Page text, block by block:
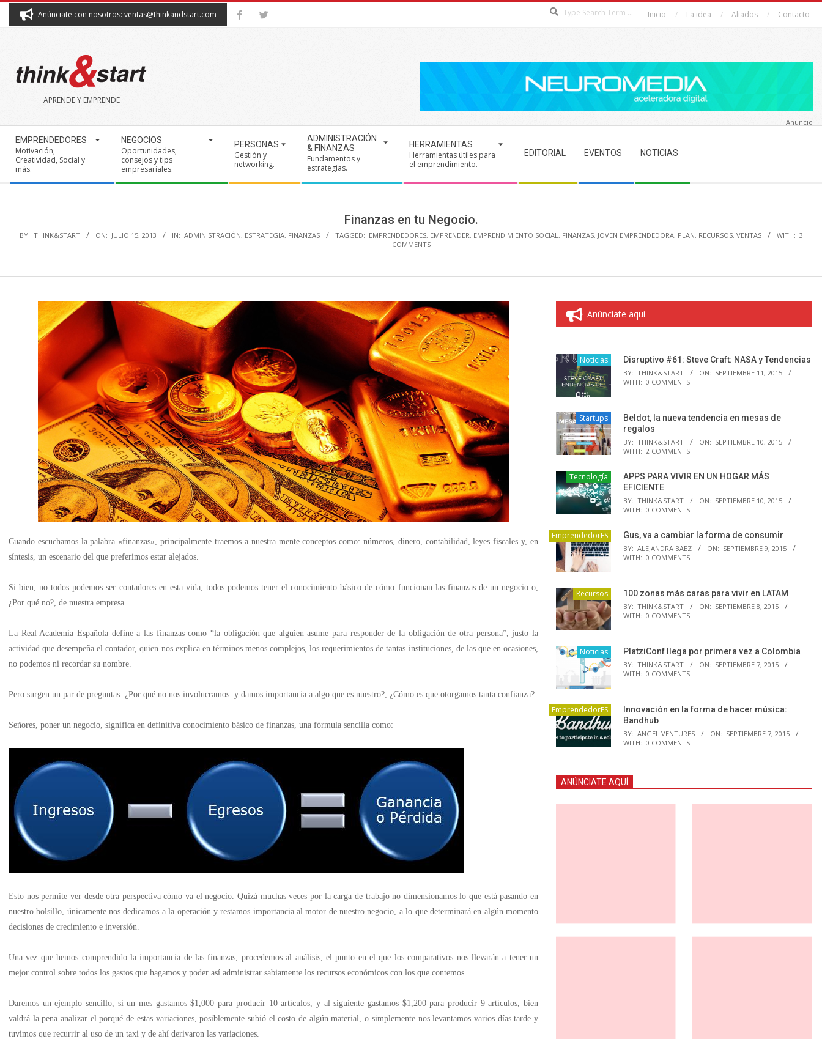
Anúnciate con nosotros: ventas@thinkandstart.com Inicio La idea Aliados Contacto
THINK&START
APRENDE Y EMPRENDE
Navigation
Menu
EMPRENDEDORES
Motivación,
Creatividad, Social y
más.
NEGOCIOS
Oportunidades,
consejos y tips
empresariales.
PERSONAS
Gestión y
networking.
ADMINISTRACIÓN
& FINANZAS
Fundamentos y
estrategias.
HERRAMIENTAS
Herramientas útiles para
el emprendimiento.
EDITORIAL EVENTOS NOTICIAS
Anuncio
Finanzas en tu Negocio.
BY: THINK&START ON: JULIO 15, 2013 IN: ADMINISTRACIÓN, ESTRATEGIA, FINANZAS TAGGED: EMPRENDEDORES, EMPRENDER, EMPRENDIMIENTO SOCIAL, FINANZAS, JOVEN EMPRENDEDORA, PLAN, RECURSOS, VENTAS WITH: 3
COMMENTS
Cuando escuchamos la palabra «finanzas», principalmente traemos a nuestra mente conceptos como: números, dinero, contabilidad, leyes fiscales y, en
síntesis, un escenario del que preferimos estar alejados.
Si bien, no todos podemos ser contadores en esta vida, todos podemos tener el conocimiento básico de cómo funcionan las finanzas de un negocio o,
¿Por qué no?, de nuestra empresa.
La Real Academia Española define a las finanzas como “la obligación que alguien asume para responder de la obligación de otra persona”, justo la
actividad que desempeña el contador, quien nos explica en términos menos complejos, los requerimientos de tantas instituciones, de las que en ocasiones,
no podemos ni recordar su nombre.
Pero surgen un par de preguntas: ¿Por qué no nos involucramos y damos importancia a algo que es nuestro?, ¿Cómo es que otorgamos tanta confianza?
Señores, poner un negocio, significa en definitiva conocimiento básico de finanzas, una fórmula sencilla como:
Esto nos permite ver desde otra perspectiva cómo va el negocio. Quizá muchas veces por la carga de trabajo no dimensionamos lo que está pasando en
nuestro bolsillo, únicamente nos dedicamos a la operación y restamos importancia al motor de nuestro negocio, a lo que determinará en algún momento
decisiones de crecimiento e inversión.
Una vez que hemos comprendido la importancia de las finanzas, procedemos al análisis, el punto en el que los comparativos nos llevarán a tener un
mejor control sobre todos los gastos que hagamos y poder así administrar sabiamente los recursos económicos con los que contemos.
Daremos un ejemplo sencillo, si un mes gastamos $1,000 para producir 10 artículos, y al siguiente gastamos $1,200 para producir 9 artículos, bien
valdrá la pena analizar el porqué de estas variaciones, posiblemente subió el costo de algún material, o simplemente nos levantamos varios días tarde y
tuvimos que recurrir al uso de un taxi y de ahí derivaron las variaciones.
Anúnciate aquí
Noticias Disruptivo #61: Steve Craft: NASA y Tendencias
BY: THINK&START ON: SEPTIEMBRE 11, 2015
WITH: 0 COMMENTS
Startups
Beldot, la nueva tendencia en mesas de
regalos
BY: THINK&START ON: SEPTIEMBRE 10, 2015
WITH: 2 COMMENTS
Tecnología
APPS PARA VIVIR EN UN HOGAR MÁS
EFICIENTE
BY: THINK&START ON: SEPTIEMBRE 10, 2015
WITH: 0 COMMENTS
EmprendedorES Gus, va a cambiar la forma de consumir
BY: ALEJANDRA BAEZ ON: SEPTIEMBRE 9, 2015
WITH: 0 COMMENTS
Recursos 100 zonas más caras para vivir en LATAM
BY: THINK&START ON: SEPTIEMBRE 8, 2015
WITH: 0 COMMENTS
Noticias PlatziConf llega por primera vez a Colombia
BY: THINK&START ON: SEPTIEMBRE 7, 2015
WITH: 0 COMMENTS
EmprendedorES
Innovación en la forma de hacer música:
Bandhub
BY: ANGEL VENTURES ON: SEPTIEMBRE 7, 2015
WITH: 0 COMMENTS
ANÚNCIATE AQUÍ